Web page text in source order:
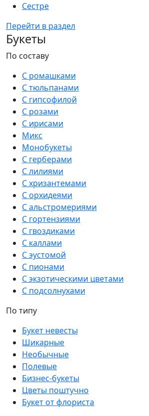
Сестре
Перейти в раздел
Букеты
По составу
С ромашками
С тюльпанами
С гипсофилой
С розами
С ирисами
Микс
Монобукеты
С герберами
С лилиями
С хризантемами
С орхидеями
С альстромериями
С гортензиями
С гвоздиками
С каллами
С эустомой
С пионами
С экзотическими цветами
С подсолнухами
По типу
Букет невесты
Шикарные
Необычные
Полевые
Бизнес-букеты
Цветы поштучно
Букет от флориста